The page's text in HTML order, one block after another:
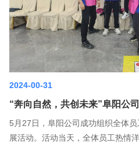
2024-00-31
“奔向自然，共创未来”阜阳公
5月27日，阜阳公司成功组织全体
展活动。活动当天，全体员工热情